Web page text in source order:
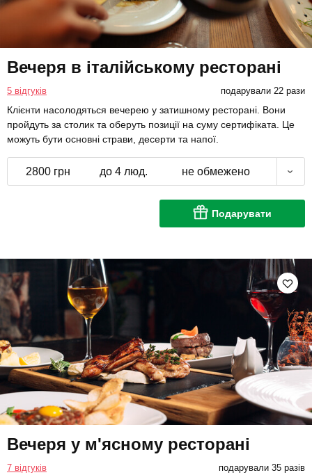
Вечеря в італійському ресторані
5 відгуків подарували 22 рази
Клієнти насолодяться вечерею у затишному ресторані. Вони
пройдуть за столик та оберуть позиції на суму сертифіката. Це
можуть бути основні страви, десерти та напої.
2800 грн до 4 люд. не обмежено
Подарувати
Вечеря у м'ясному ресторані
7 відгуків подарували 35 разів